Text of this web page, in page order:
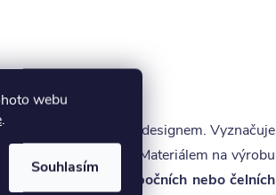
webu
.
Souhlasím
lehkým a elegantním designem. Vyznačuje
v každé ložnici. Materiálem na výrobu
bočních nebo čelních